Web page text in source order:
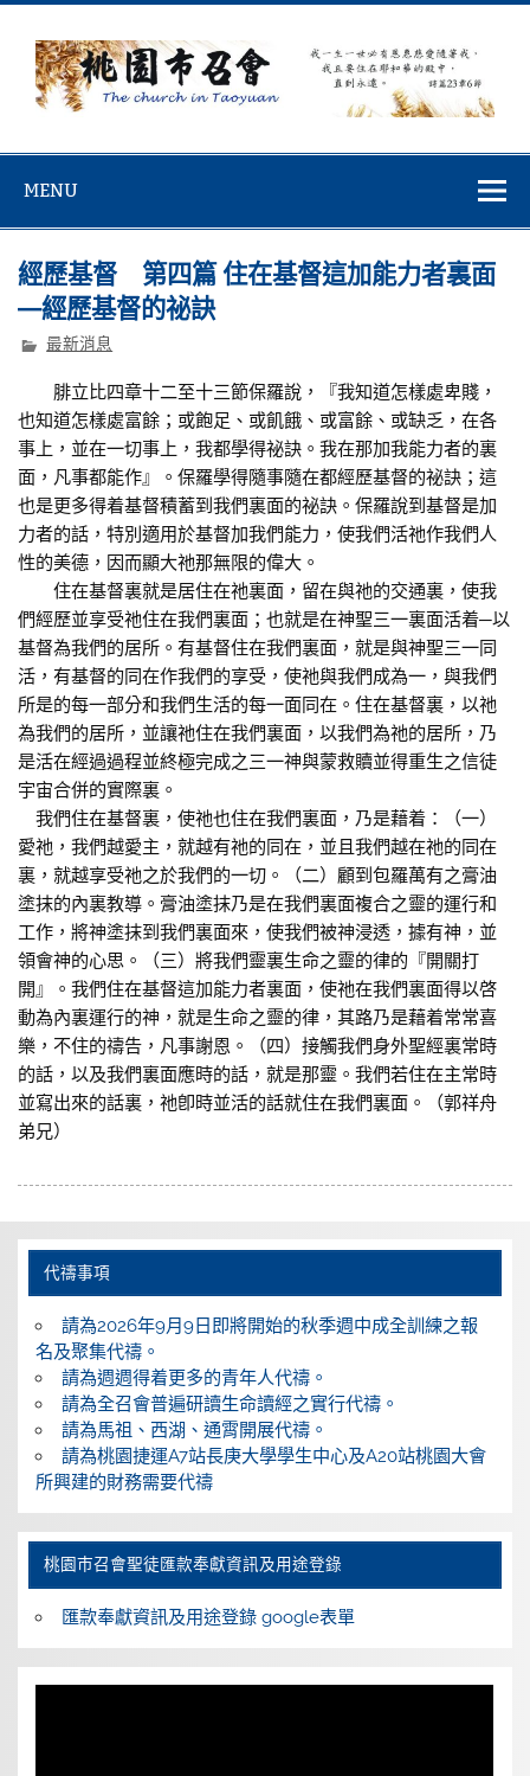
Skip
content
MENU
經歷基督 第四篇 住在基督這加能力者裏面
—經歷基督的祕訣
最新消息
腓立比四章十二至十三節保羅說，『我知道怎樣處卑賤，
也知道怎樣處富餘；或飽足、或飢餓、或富餘、或缺乏，在各
事上，並在一切事上，我都學得祕訣。我在那加我能力者的裏
面，凡事都能作』。保羅學得隨事隨在都經歷基督的祕訣；這
也是更多得着基督積蓄到我們裏面的祕訣。保羅說到基督是加
力者的話，特別適用於基督加我們能力，使我們活祂作我們人
性的美德，因而顯大祂那無限的偉大。
住在基督裏就是居住在祂裏面，留在與祂的交通裏，使我
們經歷並享受祂住在我們裏面；也就是在神聖三一裏面活着─以
基督為我們的居所。有基督住在我們裏面，就是與神聖三一同
活，有基督的同在作我們的享受，使祂與我們成為一，與我們
所是的每一部分和我們生活的每一面同在。住在基督裏，以祂
為我們的居所，並讓祂住在我們裏面，以我們為祂的居所，乃
是活在經過過程並終極完成之三一神與蒙救贖並得重生之信徒
宇宙合併的實際裏。
我們住在基督裏，使祂也住在我們裏面，乃是藉着：（一）
愛祂，我們越愛主，就越有祂的同在，並且我們越在祂的同在
裏，就越享受祂之於我們的一切。（二）顧到包羅萬有之膏油
塗抹的內裏教導。膏油塗抹乃是在我們裏面複合之靈的運行和
工作，將神塗抹到我們裏面來，使我們被神浸透，據有神，並
領會神的心思。（三）將我們靈裏生命之靈的律的『開關打
開』。我們住在基督這加能力者裏面，使祂在我們裏面得以啓
動為內裏運行的神，就是生命之靈的律，其路乃是藉着常常喜
樂，不住的禱告，凡事謝恩。（四）接觸我們身外聖經裏常時
的話，以及我們裏面應時的話，就是那靈。我們若住在主常時
並寫出來的話裏，祂卽時並活的話就住在我們裏面。（郭祥舟
弟兄）
代禱事項
請為2026年9月9日即將開始的秋季週中成全訓練之報
名及聚集代禱。
請為週週得着更多的青年人代禱。
請為全召會普遍研讀生命讀經之實行代禱。
請為馬祖、西湖、通霄開展代禱。
請為桃園捷運A7站長庚大學學生中心及A20站桃園大會
所興建的財務需要代禱
桃園巿召會聖徒匯款奉獻資訊及用途登錄
匯款奉獻資訊及用途登錄 google表單